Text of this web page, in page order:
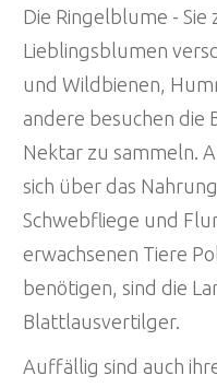
Die Ringelblume - Sie
Lieblingsblumen
und Wildbienen,
andere besuchen die
Nektar zu sammeln.
sich über das
Schwebfliege und
erwachsenen Tiere
benötigen, sind die
Blattlausvertilger.
Auffällig sind auch